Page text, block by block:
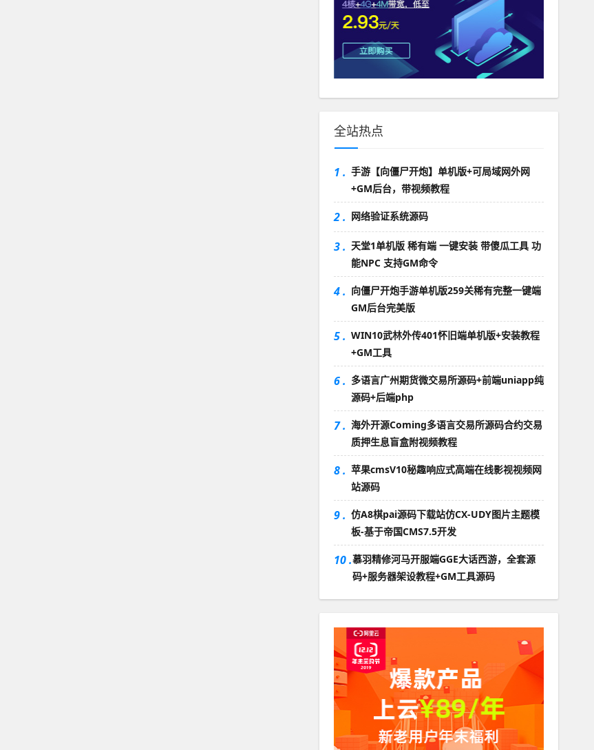
全站热点
1 . 手游【向僵尸开炮】单机版+可局域网外网
+GM后台，带视频教程
2 . 网络验证系统源码
3 . 天堂1单机版 稀有端 一键安装 带傻瓜工具 功
能NPC 支持GM命令
4 . 向僵尸开炮手游单机版259关稀有完整一键端
GM后台完美版
5 . WIN10武林外传401怀旧端单机版+安装教程
+GM工具
6 . 多语言广州期货微交易所源码+前端uniapp纯
源码+后端php
7 . 海外开源Coming多语言交易所源码合约交易
质押生息盲盒附视频教程
8 . 苹果cmsV10秘趣响应式高端在线影视视频网
站源码
9 . 仿A8棋pai源码下载站仿CX-UDY图片主题模
板-基于帝国CMS7.5开发
10 .慕羽精修河马开服端GGE大话西游，全套源
码+服务器架设教程+GM工具源码